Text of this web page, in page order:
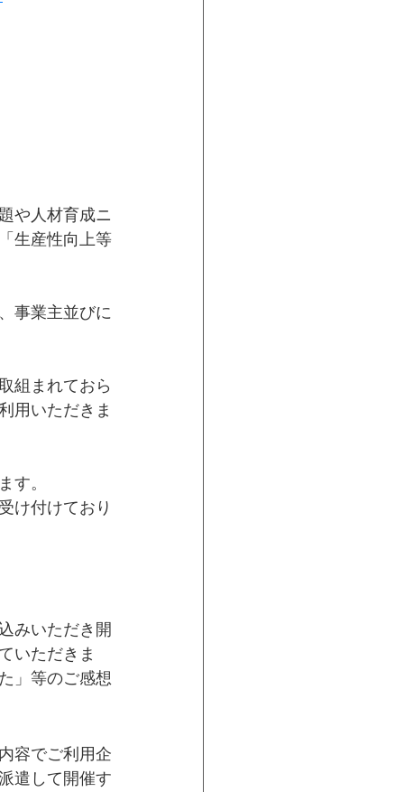
や人材育成ニ
生産性向上等
事業主並びに
組まれておら
用いただきま
す。
け付けており
みいただき開
いただきま
」等のご感想
容でご利用企
遣して開催す